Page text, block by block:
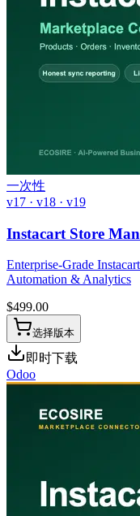
一次性
v17 · v18 · v19
Instacart Store
Enterprise-Grade
Automation & Analytics
$499.00
选择版本
即时下载
Odoo